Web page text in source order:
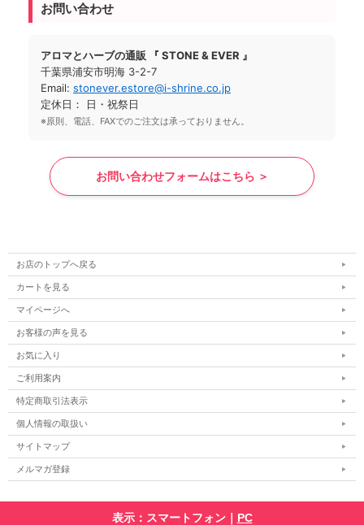
お問い合わせ
アロマとハーブの通販 『 STONE & EVER 』
千葉県浦安市明海 3-2-7
Email: stonever.estore@i-shrine.co.jp
定休日： 日・祝祭日
※原則、電話、FAXでのご注文は承っておりません。
お問い合わせフォームはこちら ＞
お店のトップへ戻る
カートを見る
マイページへ
お客様の声を見る
お気に入り
ご利用案内
特定商取引法表示
個人情報の取扱い
サイトマップ
メルマガ登録
表示：スマートフォン｜ PC